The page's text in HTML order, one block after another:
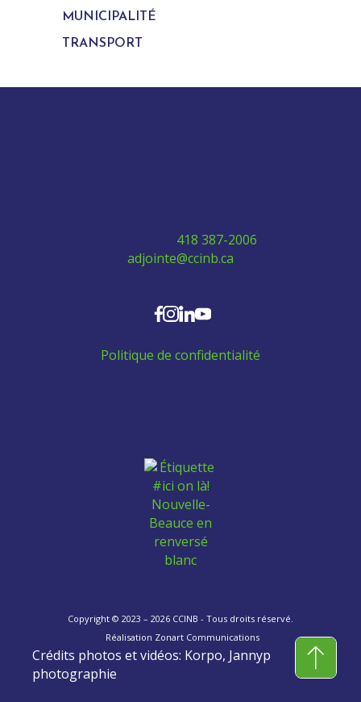
MUNICIPALITÉ
TRANSPORT
418 387-2006
adjointe@ccinb.ca
Politique de confidentialité
Copyright © 2023 – 2026 CCINB - Tous droits réservé.
Réalisation Zonart Communications
Crédits photos et vidéos: Korpo, Jannyp
photographie